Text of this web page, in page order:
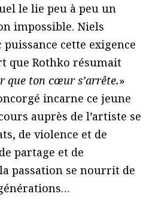
le lie peu à peu un
impossible. Niels
cette exigence
que Rothko résumait
que ton cœur s’arrête.»
incarne ce jeune
auprès de l’artiste se
de violence et de
partage et de
passation se nourrit de